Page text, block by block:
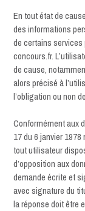
En tout état de
des informations
de certains
concours.fr.
de cause,
alors précisé à
l’obligation ou non
Conformément aux
17 du 6 janvier
tout utilisateur
d’opposition aux
demande écrite et
avec signature du
la réponse doit être